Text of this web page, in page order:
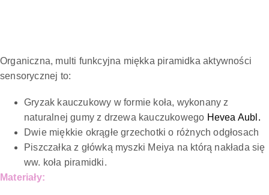
Organiczna, multi funkcyjna miękka piramidka aktywności
sensorycznej to:
Gryzak kauczukowy w formie koła, wykonany z
naturalnej gumy z drzewa kauczukowego Hevea Aubl.
Dwie miękkie okrągłe grzechotki o różnych odgłosach
Piszczałka z główką myszki Meiya na którą nakłada się
ww. koła piramidki.
Materiały: